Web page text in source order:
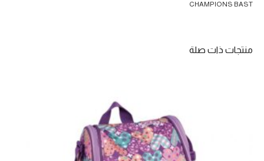
BEST
CHAMPIONS BAST
منتجات ذات صلة